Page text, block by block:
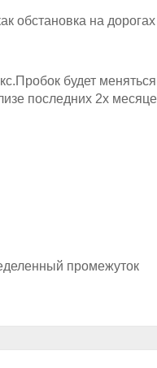
обстановка на дорогах
будет меняться
последних 2х
промежуток